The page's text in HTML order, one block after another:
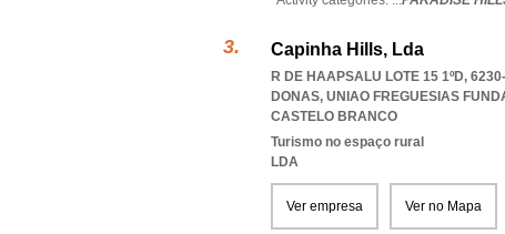
Capinha Hills, Lda
R DE HAAPSALU LOTE 15 1ºD,
DONAS, UNIAO FREGUESIAS
CASTELO BRANCO
Turismo no espaço rural
LDA
Ver empresa Ver no Mapa